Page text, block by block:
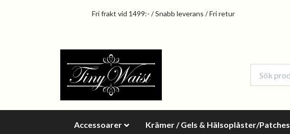
Fri frakt vid 1499:- / Snabb leverans / Fri retur
Accessoarer Krämer / Gels & Hälsoplåster/Patches